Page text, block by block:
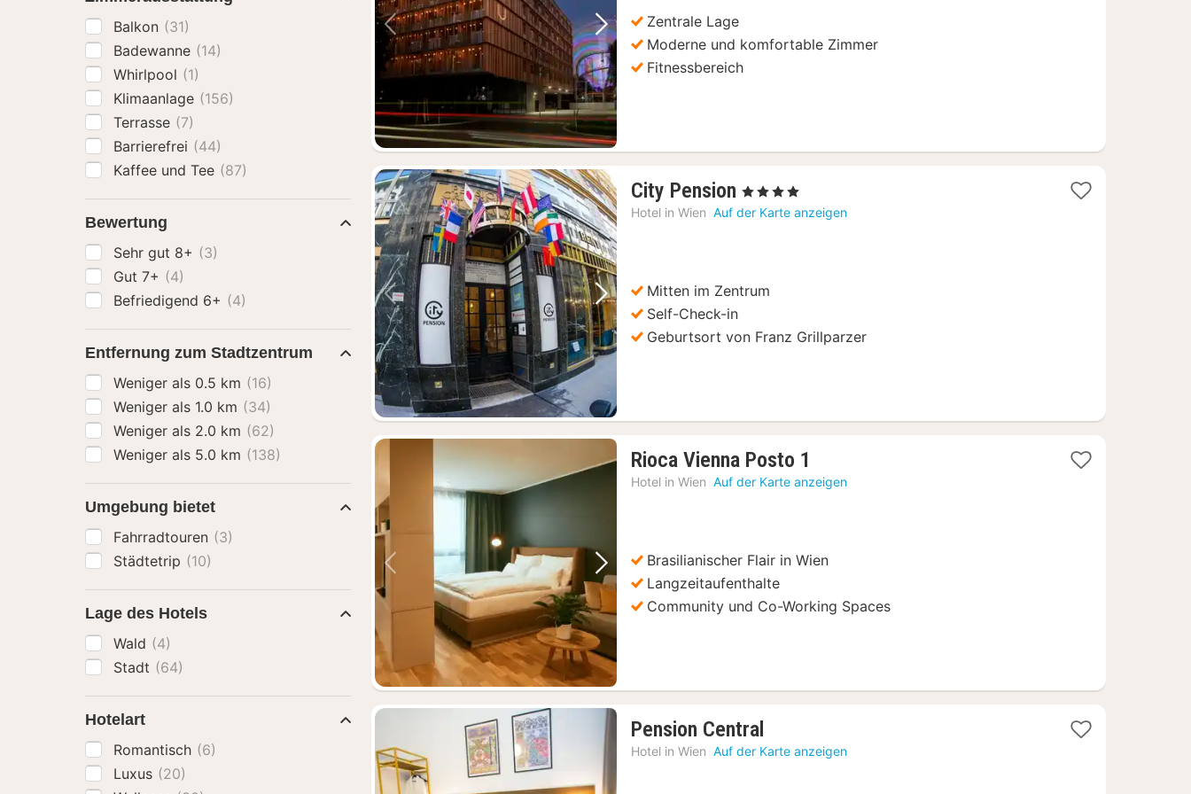
Vorheriges Bild Nächstes Bild
Zentrale Lage
Moderne und komfortable Zimmer
Fitnessbereich
Vorheriges Bild Nächstes Bild
City Pension 2
Nächte
, 4 Sterne
Hotel in Wien Auf der Karte anzeigen
Mitten im Zentrum
Self-Check-in
Geburtsort von Franz Grillparzer
Vorheriges Bild Nächstes Bild
Rioca Vienna Posto 1
Nacht
Hotel in Wien Auf der Karte anzeigen
Brasilianischer Flair in Wien
Langzeitaufenthalte
Community und Co-Working Spaces
Pension Central
Nächte
Hotel in Wien Auf der Karte anzeigen
Balkon (31)
Badewanne (14)
Whirlpool (1)
Klimaanlage (156)
Terrasse (7)
Barrierefrei (44)
Kaffee und Tee (87)
Bewertung
Sehr gut 8+ (3)
Gut 7+ (4)
Befriedigend 6+ (4)
Entfernung zum Stadtzentrum
Weniger als 0.5 km (16)
Weniger als 1.0 km (34)
Weniger als 2.0 km (62)
Weniger als 5.0 km (138)
Umgebung bietet
Fahrradtouren (3)
Städtetrip (10)
Lage des Hotels
Wald (4)
Stadt (64)
Hotelart
Romantisch (6)
Luxus (20)